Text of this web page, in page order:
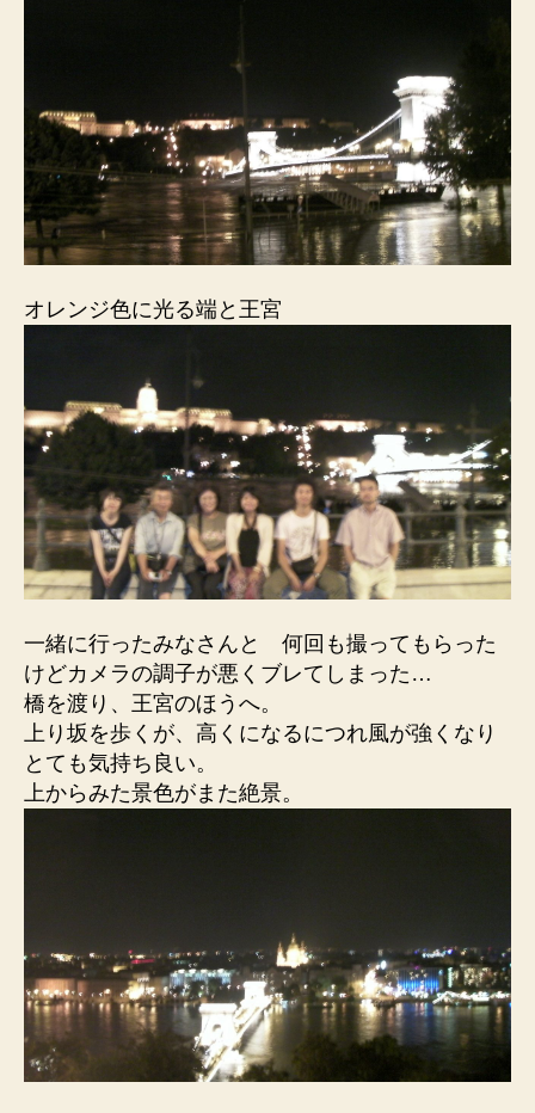
オレンジ色に光る端と王宮
一緒に行ったみなさんと 何回も撮ってもらった
けどカメラの調子が悪くブレてしまった…
橋を渡り、王宮のほうへ。
上り坂を歩くが、高くになるにつれ風が強くなり
とても気持ち良い。
上からみた景色がまた絶景。